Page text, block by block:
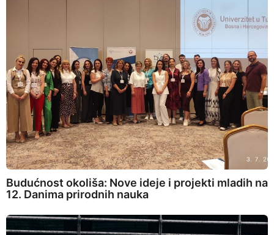
Budućnost okoliša: Nove ideje i projekti mladih na
12. Danima prirodnih nauka